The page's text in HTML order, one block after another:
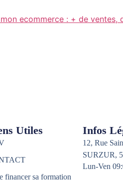
mon ecommerce : + de ventes,
Utiles
financer sa formation
Infos
12, Rue
SURZUR,
Lun-Ven